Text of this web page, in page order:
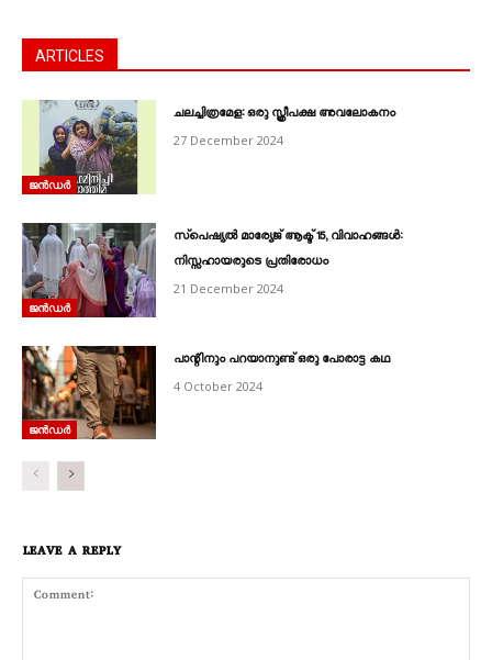
ARTICLES
ജൻഡർ
ചലച്ചിത്രമേള: ഒരു സ്ത്രീപക്ഷ അവലോകനം
27 December 2024
ജൻഡർ
സ്‌പെഷ്യൽ മാര്യേജ് ആക്ട് 15, വിവാഹങ്ങൾ:
നിസ്സഹായരുടെ പ്രതിരോധം
21 December 2024
ജൻഡർ
പാന്റിനും പറയാനുണ്ട് ഒരു പോരാട്ട കഥ
4 October 2024
LEAVE A REPLY